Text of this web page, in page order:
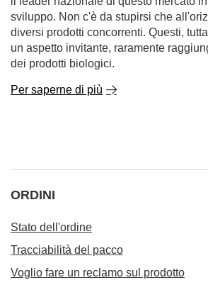
sviluppo. Non c'è da stupirsi che
diversi prodotti concorrenti. Questi,
un aspetto invitante, raramente
dei prodotti biologici.
Per saperne di più
ORDINI
Stato dell'ordine
Tracciabilità del pacco
Voglio fare un reclamo sul prodotto